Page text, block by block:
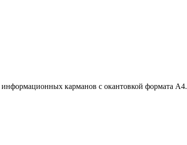
карманов с окантовкой формата А4.